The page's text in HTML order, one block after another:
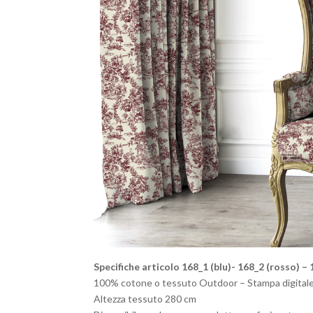
Specifiche articolo 168_1 (blu)- 168_2 (rosso)
100% cotone o tessuto Outdoor – Stampa
Altezza tessuto 280 cm